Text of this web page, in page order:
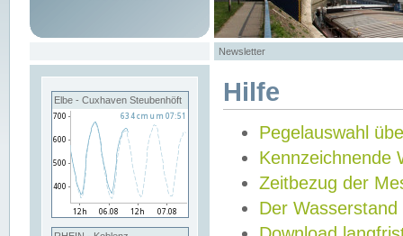
Newsletter
Elbe - Cuxhaven Steubenhöft Hilfe
Pegelauswahl
Kennzeichnende
Zeitbezug der
Der Wasserstand